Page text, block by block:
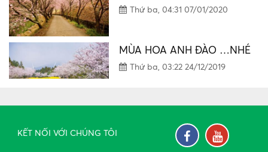
Thứ ba, 03:22 24/12/2019
NHÂN LOẠI
Thứ sáu, 03:25 13/12/2019
KẾT NỐI VỚI CHÚNG TÔI